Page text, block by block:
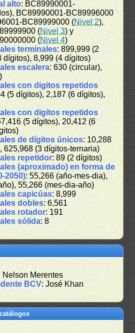
alto: BC89990001-
BC89990001-BC89996000
BC89999000 (Nivel 2),
(Nivel 3) y
(Nivel 4)
terminales: 899,999 (2
dígitos), 8,999 (4 dígitos)
escalera: 630 (circular),
con digitos repetidos
(5 dígitos), 2,187 (6 dígitos),
con digitos repetidos
(5 dígitos), 20,412 (6
de dígitos únicos: 10,288
625,968 (3 dígitos-ternaria)
repetidor: 89 (2 dígitos)
(aproximado) en forma de
2050): 55,266 (año-mes-dia),
55,266 (mes-dia-año)
capicúas: 8,999
dobles: 6,561
rotador: 191
sólida: 8
Nelson Merentes
BCV: José Khan